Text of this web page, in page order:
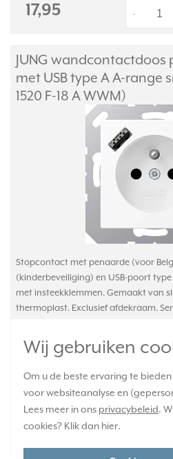
Wij gebruiken
Om u de beste ervaring te
voor websiteanalyse en
Lees meer in ons privacybeleid.
cookies? Klik dan hier.
17,95 -
JUNG wandcontactdoos
met USB type A A-range
1520 F-18 A WWM)
Stopcontact met penaarde (voor
(kinderbeveiliging) en USB-poort
met insteekklemmen. Gemaakt van
thermoplast. Exclusief afdekraam.
Verwachte levertijd:
94,95